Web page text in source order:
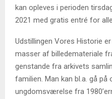
kan opleves i perioden
2021 med gratis entré for
Udstillingen Vores Historie
masser af billedemateriale
genstande fra arkivets
familien. Man kan bl.a. gå
ungdomsværelse fra